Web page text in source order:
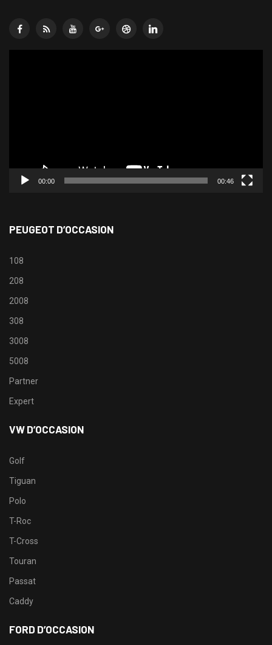
00:00 00:46
PEUGEOT D’OCCASION
108
208
2008
308
3008
5008
Partner
Expert
VW D’OCCASION
Golf
Tiguan
Polo
T-Roc
T-Cross
Touran
Passat
Caddy
FORD D’OCCASION